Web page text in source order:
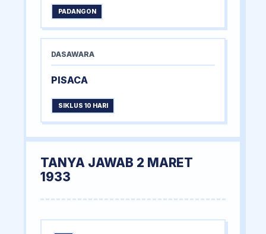
PADANGON
DASAWARA
PISACA
SIKLUS 10 HARI
TANYA JAWAB 2 MARET
1933